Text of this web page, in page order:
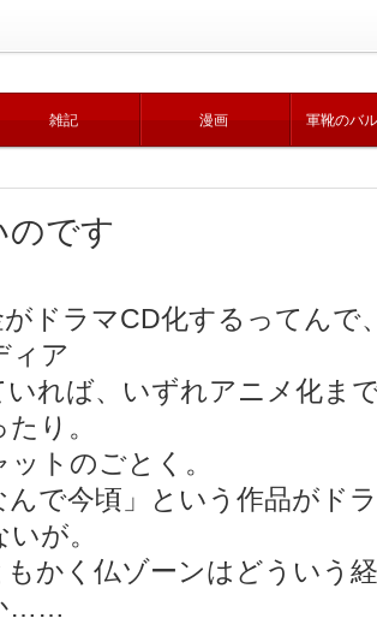
雑記 漫画 軍靴のバ
のです
ドラマCD化するってんで
ィア
いれば、いずれアニメ化ま
り。
トのごとく。
で今頃」という作品がド
が。
もかく仏ゾーンはどういう
……